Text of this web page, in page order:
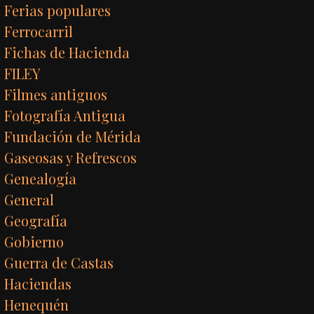
Ferias populares
Ferrocarril
Fichas de Hacienda
FILEY
Filmes antiguos
Fotografía Antigua
Fundación de Mérida
Gaseosas y Refrescos
Genealogía
General
Geografía
Gobierno
Guerra de Castas
Haciendas
Henequén